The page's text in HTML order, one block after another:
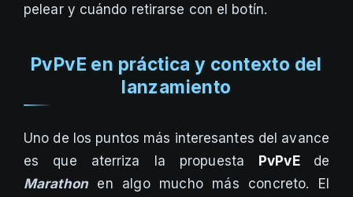
pelear y cuándo retirarse con el botín.
PvPvE en práctica y contexto del
lanzamiento
Uno de los puntos más interesantes del avance
es que aterriza la propuesta PvPvE de
Marathonen algo mucho más concreto. El